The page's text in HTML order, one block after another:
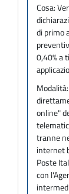
Cosa:
di primo
0,40% a
Modalità:
online"
tranne
internet
Poste
con